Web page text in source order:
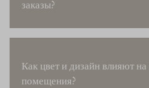
заказы?
Как цвет и дизайн влияют на
помещения?